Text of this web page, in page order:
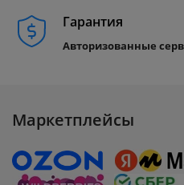
Гарантия
Авторизованные
Маркетплейсы